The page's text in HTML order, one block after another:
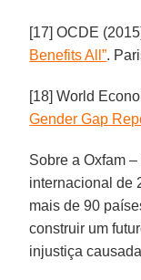
[17] OCDE
Benefits All”.
[18] World
Gender Gap
Sobre a Oxfam
internacional de
mais de 90
construir um
injustiça